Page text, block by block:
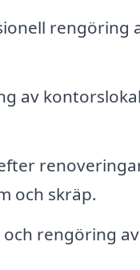
rengöring
av
och skräp.
rengöring